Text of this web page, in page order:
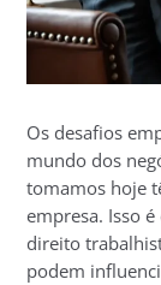
Os desafios
mundo dos
tomamos hoje
empresa. Isso
direito
podem